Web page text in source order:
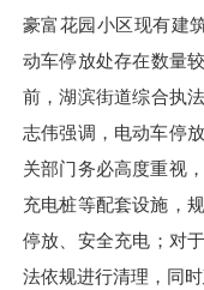
豪富花园小区现有建
动车停放处存在数量
前，湖滨街道综合执
志伟强调，电动车停
关部门务必高度重视
充电桩等配套设施，
停放、安全充电；对
法依规进行清理，同